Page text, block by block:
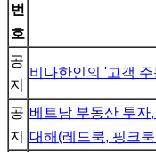
번
호
공
지
비나한인의 '고객
공
지
베트남 부동산 투자
대해(레드북, 핑크